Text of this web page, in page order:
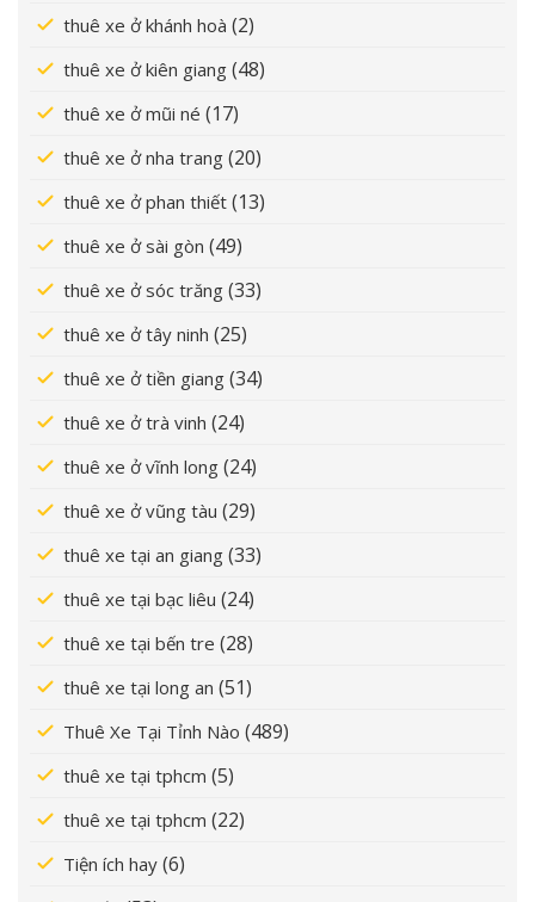
thuê xe ở khánh hoà (2)
thuê xe ở kiên giang (48)
thuê xe ở mũi né (17)
thuê xe ở nha trang (20)
thuê xe ở phan thiết (13)
thuê xe ở sài gòn (49)
thuê xe ở sóc trăng (33)
thuê xe ở tây ninh (25)
thuê xe ở tiền giang (34)
thuê xe ở trà vinh (24)
thuê xe ở vĩnh long (24)
thuê xe ở vũng tàu (29)
thuê xe tại an giang (33)
thuê xe tại bạc liêu (24)
thuê xe tại bến tre (28)
thuê xe tại long an (51)
Thuê Xe Tại Tỉnh Nào (489)
thuê xe tại tphcm (5)
thuê xe tại tphcm (22)
Tiện ích hay (6)